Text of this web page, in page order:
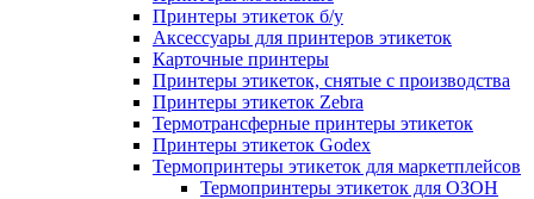
Принтеры этикеток б/у
Аксессуары для принтеров этикеток
Карточные принтеры
Принтеры этикеток, снятые с производства
Принтеры этикеток Zebra
Термотрансферные принтеры этикеток
Принтеры этикеток Godex
Термопринтеры этикеток для маркетплейсов
Термопринтеры этикеток для ОЗОН